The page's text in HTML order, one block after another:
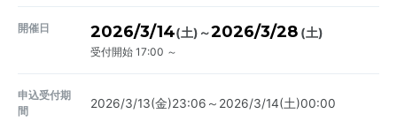
開催日 2026/3/14(土) ～2026/3/28(土)
受付開始 17:00 ～
申込受付期
間
2026/3/13(金)23:06～2026/3/14(土)00:00